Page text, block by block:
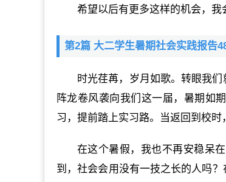
希望以后有更多这样的机会，我
第2篇 大二学生暑期社会实践报告
时光荏苒，岁月如歌。转眼我
阵龙卷风袭向我们这一届，暑期如
习，提前踏上实习路。当返回到校时
在这个暑假，我也不再安稳呆
到，社会会用没有一技之长的人吗